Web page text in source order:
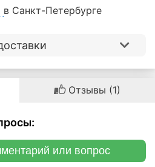
в Санкт-Петербурге
Отзывы (1)
или вопрос